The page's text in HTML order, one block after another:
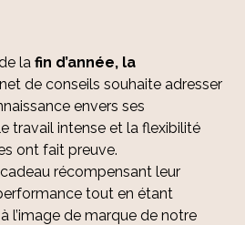
la fin d’année, la
de conseils souhaite adresser
envers ses
travail intense et la flexibilité
ont fait preuve.
récompensant leur
tout en étant
l’image de marque de notre